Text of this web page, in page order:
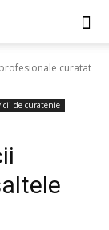
curatat
de curatenie